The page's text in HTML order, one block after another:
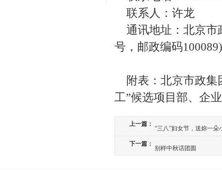
联系人：许龙
通讯地址：北京市
号，邮政编码
附表：北京市政集
工”候选项目部、企
上一篇： “三八”妇女节，送妳一朵
下一篇： 别样中秋话团圆